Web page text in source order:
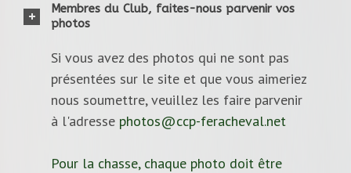
Membres du Club, faites-nous parvenir vos
photos
Si vous avez des photos qui ne sont pas
présentées sur le site et que vous aimeriez
nous soumettre, veuillez les faire parvenir
à l'adresse photos@ccp-feracheval.net
Pour la chasse, chaque photo doit être